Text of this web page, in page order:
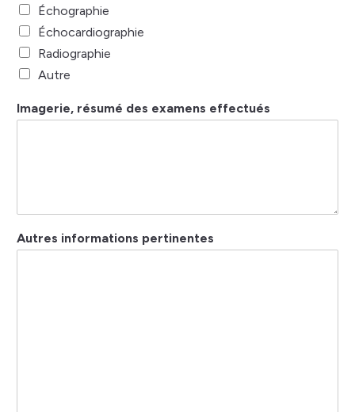
Échographie
Échocardiographie
Radiographie
Autre
Imagerie, résumé des examens effectués
Autres informations pertinentes